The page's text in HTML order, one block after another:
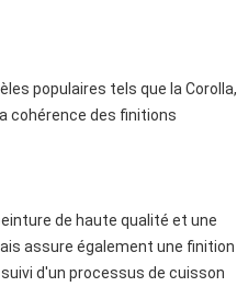
populaires tels que la Corolla,
cohérence des finitions
de haute qualité et une
assure également une finition
d'un processus de cuisson